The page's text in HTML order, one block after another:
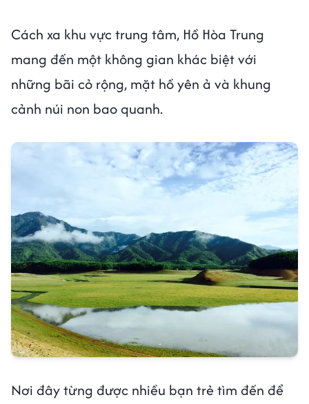
Cách xa khu vực trung tâm, Hồ Hòa Trung
mang đến một không gian khác biệt với
những bãi cỏ rộng, mặt hồ yên ả và khung
cảnh núi non bao quanh.
Nơi đây từng được nhiều bạn trẻ tìm đến để